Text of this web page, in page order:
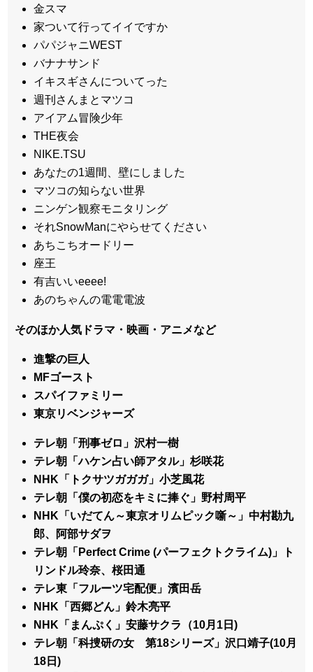
金スマ
家ついて行ってイイですか
パパジャニWEST
バナナサンド
イキスギさんについてった
週刊さんまとマツコ
アイアム冒険少年
THE夜会
NIKE.TSU
あなたの1週間、壁にしました
マツコの知らない世界
ニンゲン観察モニタリング
それSnowManにやらせてください
あちこちオードリー
座王
有吉いいeeee!
あのちゃんの電電電波
そのほか人気ドラマ・映画・アニメなど
進撃の巨人
MFゴースト
スパイファミリー
東京リベンジャーズ
テレ朝「刑事ゼロ」沢村一樹
テレ朝「ハケン占い師アタル」杉咲花
NHK「トクサツガガガ」小芝風花
テレ朝「僕の初恋をキミに捧ぐ」野村周平
NHK「いだてん～東京オリムピック噺～」中村勘九
郎、阿部サダヲ
テレ朝「Perfect Crime (パーフェクトクライム)」ト
リンドル玲奈、桜田通
テレ東「フルーツ宅配便」濱田岳
NHK「西郷どん」鈴木亮平
NHK「まんぷく」安藤サクラ（10月1日)
テレ朝「科捜研の女 第18シリーズ」沢口靖子(10月
18日)